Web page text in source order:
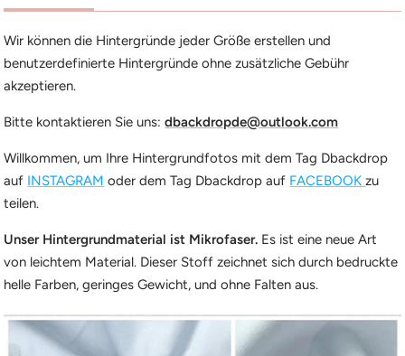
Wir können die Hintergründe jeder Größe erstellen und
benutzerdefinierte Hintergründe ohne zusätzliche Gebühr
akzeptieren.
Bitte kontaktieren Sie uns:dbackdropde@outlook.com
Willkommen, um Ihre Hintergrundfotos mit dem Tag Dbackdrop
auf INSTAGRAM oder dem Tag Dbackdrop auf FACEBOOK zu
teilen.
Unser Hintergrundmaterial ist Mikrofaser. Es ist eine neue Art
von leichtem Material. Dieser Stoff zeichnet sich durch bedruckte
helle Farben, geringes Gewicht, und ohne Falten aus.